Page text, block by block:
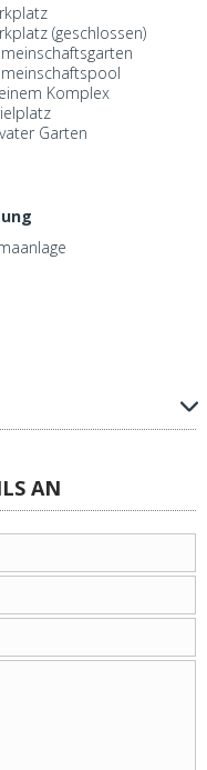
(geschlossen)
Komplex
Garten
AN